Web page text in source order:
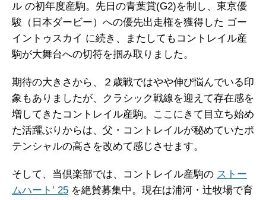
ル の初年度産駒。先日の青葉賞(G2)を制し、 東京優
駿（日本ダービー） への優先出走権を獲得した ゴー
イントゥスカイ に続き、またしてもコントレイル産
駒が大舞台への切符を掴み取りました。
期待の大きさから、２歳戦ではやや伸び悩んでいる印
象もありましたが、クラシック戦線を迎えて存在感を
増してきたコントレイル産駒。ここにきて目立ち始め
た活躍ぶりからは、父・コントレイルが秘めていたポ
テンシャルの高さを改めて感じさせます。
そして、当倶楽部では、コントレイル産駒の ストー
ムハート’ 25 を絶賛募集中。現在は浦河・辻牧場で育